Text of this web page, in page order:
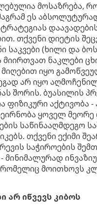
მოსაზრება,
ეს
თქვენი დიეტის
საკვები (ხილი და
ნაკლები
მიღებით იყო
არ იყო
შორის. ბუასილის
ფიზიკური აქტივობა
ყოველ
საწინააღმდეგო
თქვენი ექიმი
საჭიროების
მინიმალურად
მოითხოვს
არ იწვევს კიბოს